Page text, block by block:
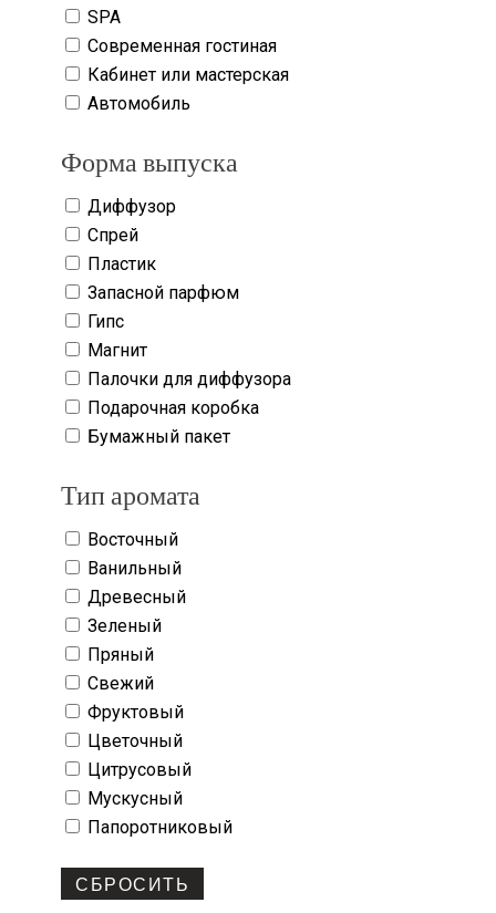
SPA
Современная гостиная
Кабинет или мастерская
Автомобиль
Форма выпуска
Диффузор
Спрей
Пластик
Запасной парфюм
Гипс
Магнит
Палочки для диффузора
Подарочная коробка
Бумажный пакет
Тип аромата
Восточный
Ванильный
Древесный
Зеленый
Пряный
Свежий
Фруктовый
Цветочный
Цитрусовый
Мускусный
Папоротниковый
СБРОСИТЬ